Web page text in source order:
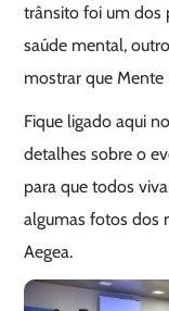
trânsito foi um dos
saúde mental,
mostrar que Mente
Fique ligado aqui
detalhes sobre o
para que todos
algumas fotos dos
Aegea.